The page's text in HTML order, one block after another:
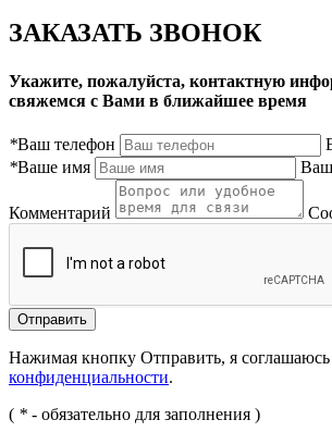
ЗАКАЗАТЬ ЗВОНОК
Укажите, пожалуйста, контактную
свяжемся с Вами в ближайшее время
*Ваш телефон
*Ваше имя
Комментарий
Нажимая кнопку Отправить, я соглашаюсь
конфиденциальности.
( * - обязательно для заполнения )